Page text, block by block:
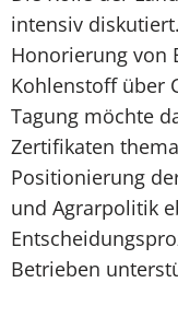
intensiv
Honorierung von
Kohlenstoff über
Tagung möchte
Zertifikaten
Positionierung
und Agrarpolitik
Betrieben